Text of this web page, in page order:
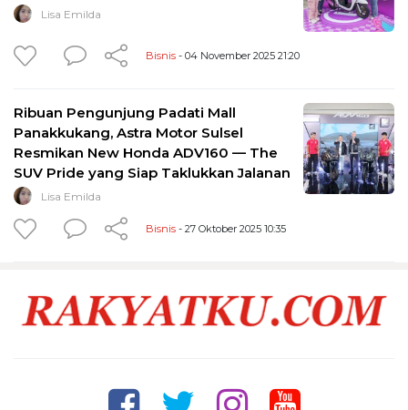
Lisa Emilda
Bisnis - 04 November 2025 21:20
Ribuan Pengunjung Padati Mall
Panakkukang, Astra Motor Sulsel
Resmikan New Honda ADV160 — The
SUV Pride yang Siap Taklukkan Jalanan
Lisa Emilda
Bisnis - 27 Oktober 2025 10:35